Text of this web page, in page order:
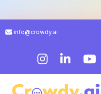
info@crowdy.ai